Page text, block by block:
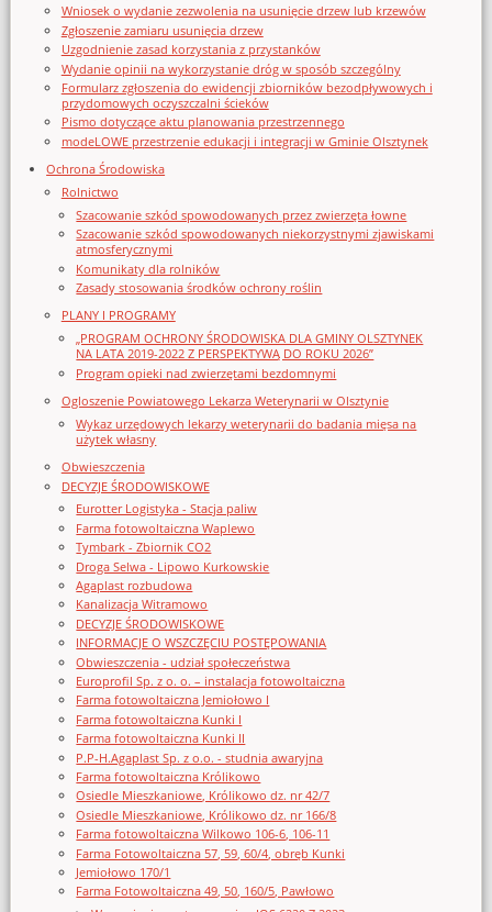
Wniosek o wydanie zezwolenia na usunięcie drzew lub krzewów
Zgłoszenie zamiaru usunięcia drzew
Uzgodnienie zasad korzystania z przystanków
Wydanie opinii na wykorzystanie dróg w sposób szczególny
Formularz zgłoszenia do ewidencji zbiorników bezodpływowych i
przydomowych oczyszczalni ścieków
Pismo dotyczące aktu planowania przestrzennego
modeLOWE przestrzenie edukacji i integracji w Gminie Olsztynek
Ochrona Środowiska
Rolnictwo
Szacowanie szkód spowodowanych przez zwierzęta łowne
Szacowanie szkód spowodowanych niekorzystnymi zjawiskami
atmosferycznymi
Komunikaty dla rolników
Zasady stosowania środków ochrony roślin
PLANY I PROGRAMY
„PROGRAM OCHRONY ŚRODOWISKA DLA GMINY OLSZTYNEK
NA LATA 2019-2022 Z PERSPEKTYWĄ DO ROKU 2026”
Program opieki nad zwierzętami bezdomnymi
Ogloszenie Powiatowego Lekarza Weterynarii w Olsztynie
Wykaz urzędowych lekarzy weterynarii do badania mięsa na
użytek własny
Obwieszczenia
DECYZJE ŚRODOWISKOWE
Eurotter Logistyka - Stacja paliw
Farma fotowoltaiczna Waplewo
Tymbark - Zbiornik CO2
Droga Selwa - Lipowo Kurkowskie
Agaplast rozbudowa
Kanalizacja Witramowo
DECYZJE ŚRODOWISKOWE
INFORMACJE O WSZCZĘCIU POSTĘPOWANIA
Obwieszczenia - udział społeczeństwa
Europrofil Sp. z o. o. – instalacja fotowoltaiczna
Farma fotowoltaiczna Jemiołowo I
Farma fotowoltaiczna Kunki I
Farma fotowoltaiczna Kunki II
P.P-H.Agaplast Sp. z o.o. - studnia awaryjna
Farma fotowoltaiczna Królikowo
Osiedle Mieszkaniowe, Królikowo dz. nr 42/7
Osiedle Mieszkaniowe, Królikowo dz. nr 166/8
Farma fotowoltaiczna Wilkowo 106-6, 106-11
Farma Fotowoltaiczna 57, 59, 60/4, obręb Kunki
Jemiołowo 170/1
Farma Fotowoltaiczna 49, 50, 160/5, Pawłowo